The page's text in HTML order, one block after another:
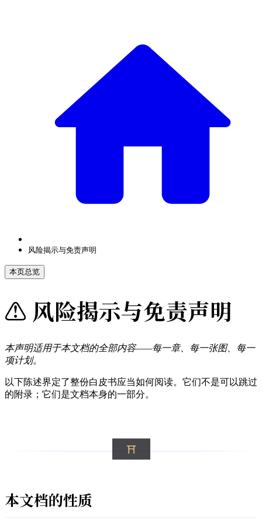
风险揭示与免责声明
本页总览
⚠️ 风险揭示与免责声明
本声明适用于本文档的全部内容——每一章、每一张图、每一
项计划。
以下陈述界定了整份白皮书应当如何阅读。它们不是可以跳过
的附录；它们是文档本身的一部分。
本文档的性质